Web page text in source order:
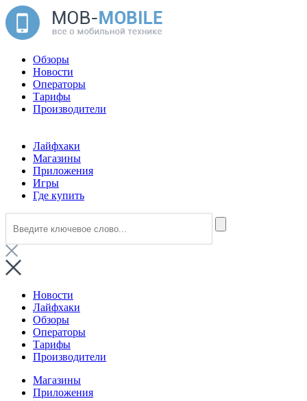
Обзоры
Новости
Операторы
Тарифы
Производители
Лайфхаки
Магазины
Приложения
Игры
Где купить
Новости
Лайфхаки
Обзоры
Операторы
Тарифы
Производители
Магазины
Приложения